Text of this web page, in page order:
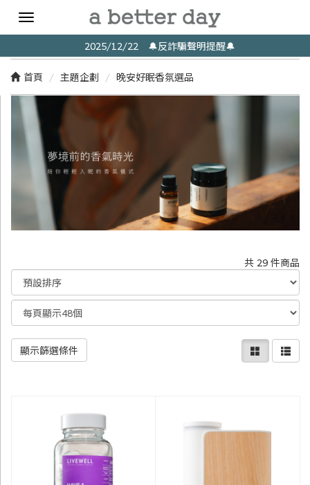
Toggle
navigation
2025/12/22 🔔反詐騙聲明提醒🔔
首頁 主題企劃 晚安好眠香氛選品
共 29 件商品
顯示篩選條件